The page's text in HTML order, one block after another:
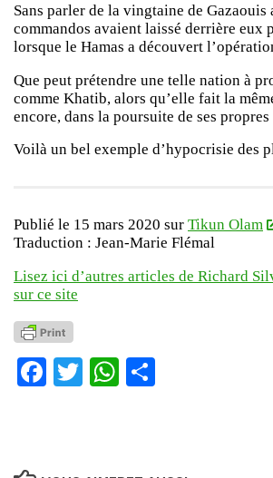
Sans parler de la vingtaine de Gazaouis
commandos avaient laissé derrière eux
lorsque le Hamas a découvert
Que peut prétendre une telle nation à
comme Khatib, alors qu’elle fait la
encore, dans la poursuite de ses
Voilà un bel exemple d’hypocrisie des
Publié le 15 mars 2020 sur Tikun Olam
Traduction : Jean-Marie Flémal
Lisez ici d’autres articles de Richard
sur ce site
Facebook
TwitterWhatsApp